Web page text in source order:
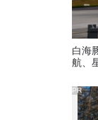
白海
航、
PR